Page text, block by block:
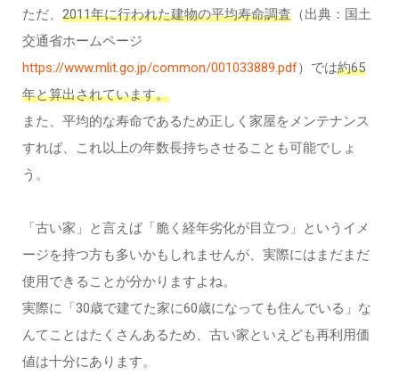
ただ、 2011年に行われた建物の平均寿命調査（出典：国土
交通省ホームページ
https://www.mlit.go.jp/common/001033889.pdf）では約65
年と算出されています。
また、平均的な寿命であるため正しく家屋をメンテナンス
すれば、これ以上の年数長持ちさせることも可能でしょ
う。
「古い家」と言えば「脆く経年劣化が目立つ」というイメ
ージを持つ方も多いかもしれませんが、実際にはまだまだ
使用できることが分かりますよね。
実際に「30歳で建てた家に60歳になっても住んでいる」な
んてことはたくさんあるため、古い家といえども再利用価
値は十分にあります。